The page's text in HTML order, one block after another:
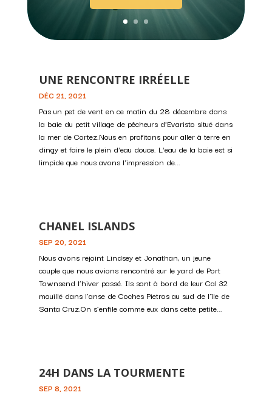
UNE RENCONTRE IRRÉELLE
DÉC 21, 2021
Pas un pet de vent en ce matin du 28 décembre dans
la baie du petit village de pêcheurs d'Evaristo situé dans
la mer de Cortez.Nous en profitons pour aller à terre en
dingy et faire le plein d'eau douce. L'eau de la baie est si
limpide que nous avons l'impression de...
CHANEL ISLANDS
SEP 20, 2021
Nous avons rejoint Lindsey et Jonathan, un jeune
couple que nous avions rencontré sur le yard de Port
Townsend l’hiver passé. Ils sont à bord de leur Cal 32
mouillé dans l’anse de Coches Pietros au sud de l’île de
Santa Cruz.On s’enfile comme eux dans cette petite...
24H DANS LA TOURMENTE
SEP 8, 2021